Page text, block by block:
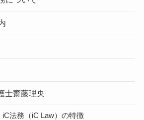
士齋藤理央
法務（iC Law）の特徴